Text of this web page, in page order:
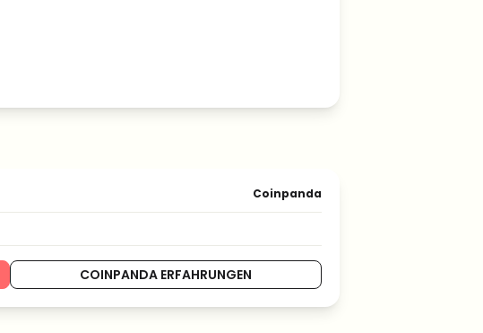
Coinpanda
COINPANDA ERFAHRUNGEN